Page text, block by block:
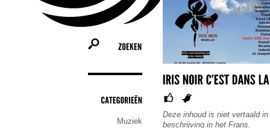
Muziek
Deze inhoud is niet vertaald
beschrijving in het Frans.